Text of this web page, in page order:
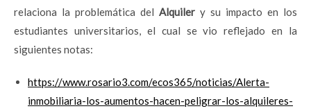
relaciona la problemática del Alquiler y su impacto en los
estudiantes universitarios, el cual se vio reflejado en la
siguientes notas:
https://www.rosario3.com/ecos365/noticias/Alerta-
inmobiliaria-los-aumentos-hacen-peligrar-los-alquileres-